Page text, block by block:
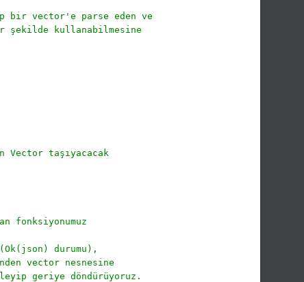
bir vector'e parse eden ve
kullanabilmesine
Vector taşıyacacak
fonksiyonumuz
durumu),
vector nesnesine
geriye döndürüyoruz.